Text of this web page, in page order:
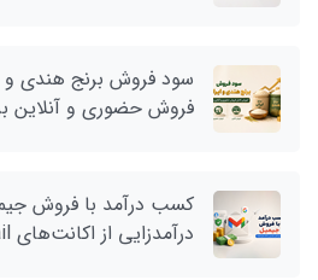
سود فروش برنج هندی و
فروش حضوری و آنلاین
کسب درآمد با فروش
درآمدزایی از اکانت‌های Gmail